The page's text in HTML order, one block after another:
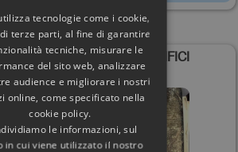
MOSAICI PAVIMENTI EDIFICI
tecnologie come i cookie,
terze parti, al fine di garantire
tecniche, misurare le
del sito web, analizzare
audience e migliorare i nostri
online, come specificato nella
cookie policy.
le informazioni, sul
in cui viene utilizzato il nostro